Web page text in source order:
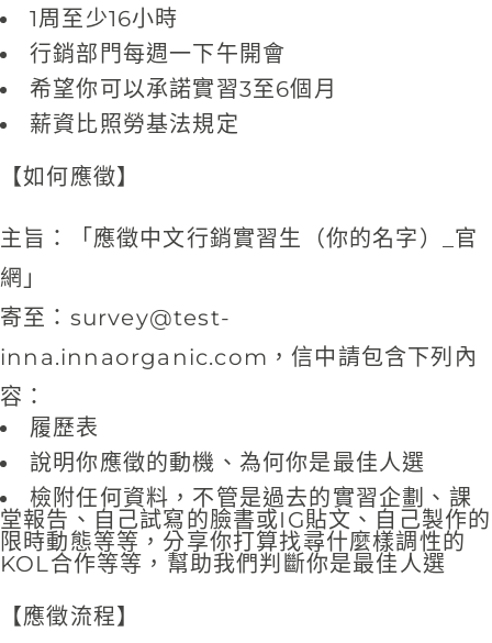
1周至少16小時
行銷部門每週一下午開會
希望你可以承諾實習3至6個月
薪資比照勞基法規定
【如何應徵】
主旨：「應徵中文行銷實習生（你的名字）_官
網」
寄至： survey@test-
inna.innaorganic.com ，信中請包含下列內
容：
履歷表
說明你應徵的動機、為何你是最佳人選
檢附任何資料，不管是過去的實習企劃、課
堂報告、自己試寫的臉書或IG貼文、自己製作的
限時動態等等，分享你打算找尋什麼樣調性的
KOL合作等等，幫助我們判斷你是最佳人選
【應徵流程】